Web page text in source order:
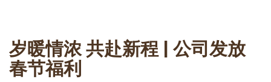
岁暖情浓 共赴新程 | 公司发放
春节福利